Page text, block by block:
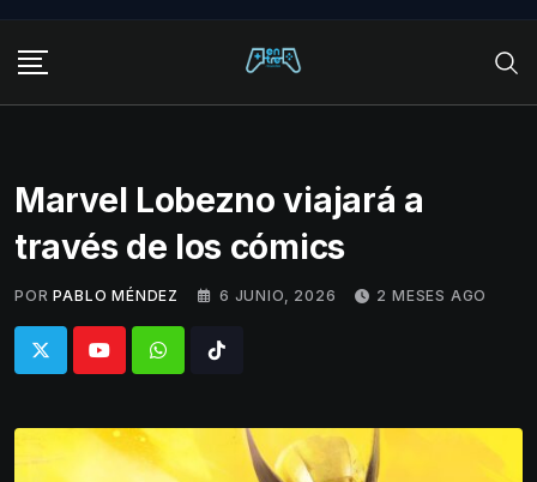
content
Marvel Lobezno viajará a
través de los cómics
POR PABLO MÉNDEZ 6 JUNIO, 2026 2 MESES AGO
WhatsappTiktok